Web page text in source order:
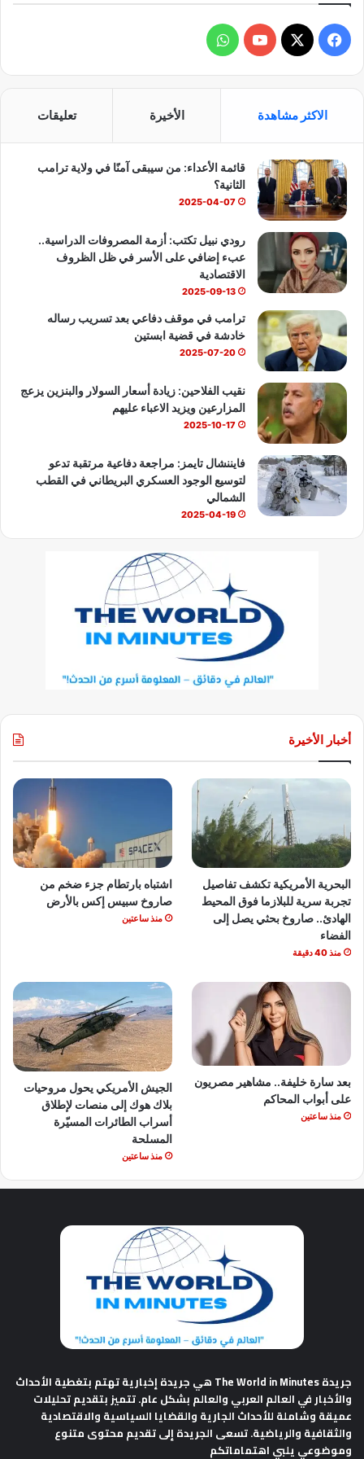
ي
و
ك
X
Y
T
u
e
ا
ا
ب
الاكثر مشاهدة الأخيرة تعليقات
قائمة الأعداء: من سيبقى آمنًا في ولاية ترامب
الثانية؟
2025-04-07
رودي نبيل تكتب: أزمة المصروفات الدراسية..
عبء إضافي على الأسر في ظل الظروف
الاقتصادية
2025-09-13
ترامب في موقف دفاعي بعد تسريب رساله
خادشة في قضية ابستين
2025-07-20
نقيب الفلاحين: زيادة أسعار السولار والبنزين يزعج
المزارعين ويزيد الاعباء عليهم
2025-10-17
فايننشال تايمز: مراجعة دفاعية مرتقبة تدعو
لتوسيع الوجود العسكري البريطاني في القطب
الشمالي
2025-04-19
أخبار الأخيرة
البحرية الأمريكية تكشف تفاصيل
تجربة سرية للبلازما فوق المحيط
الهادئ.. صاروخ بحثي يصل إلى
الفضاء
منذ 40 دقيقة
اشتباه بارتطام جزء ضخم من
صاروخ سبيس إكس بالأرض
منذ ساعتين
بعد سارة خليفة.. مشاهير مصريون
على أبواب المحاكم
منذ ساعتين
الجيش الأمريكي يحول مروحيات
بلاك هوك إلى منصات لإطلاق
أسراب الطائرات المسيّرة
المسلحة
منذ ساعتين
جريدة The World in Minutes
هي جريدة إخبارية تهتم بتغطية الأحداث
والأخبار في العالم العربي والعالم بشكل عام. تتميز بتقديم تحليلات
عميقة وشاملة للأحداث الجارية والقضايا السياسية والاقتصادية
والثقافية والرياضية. تسعى الجريدة إلى تقديم محتوى متنوع
وموضوعي يلبي اهتماماتكم